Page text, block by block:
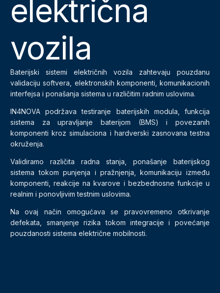
električna
vozila
Baterijski sistemi električnih vozila zahtevaju pouzdanu
validaciju softvera, elektronskih komponenti, komunikacionih
interfejsa i ponašanja sistema u različitim radnim uslovima.
IN4NOVA podržava testiranje baterijskih modula, funkcija
sistema za upravljanje baterijom (BMS) i povezanih
komponenti kroz simulaciona i hardverski zasnovana testna
okruženja.
Validiramo različita radna stanja, ponašanje baterijskog
sistema tokom punjenja i pražnjenja, komunikaciju između
komponenti, reakcije na kvarove i bezbednosne funkcije u
realnim i ponovljivim testnim uslovima.
Na ovaj način omogućava se pravovremeno otkrivanje
defekata, smanjenje rizika tokom integracije i povećanje
pouzdanosti sistema električne mobilnosti.